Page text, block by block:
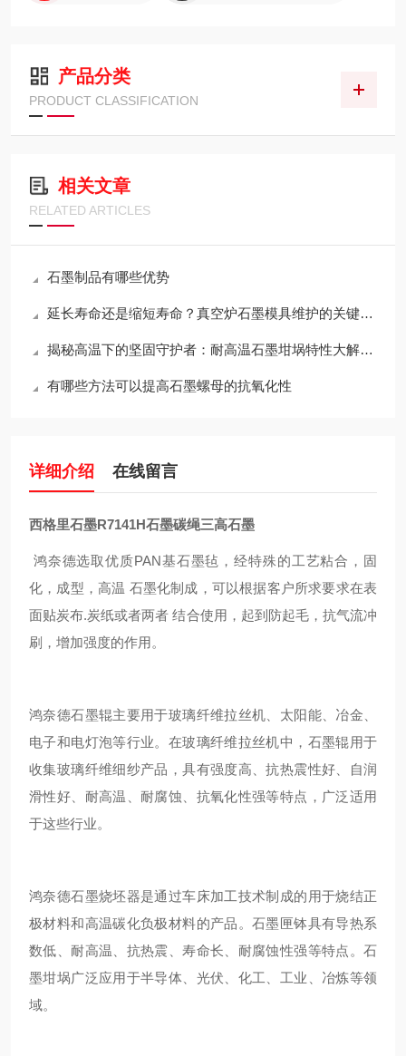
产品分类
PRODUCT CLASSIFICATION
相关文章
RELATED ARTICLES
石墨制品有哪些优势
延长寿命还是缩短寿命？真空炉石墨模具维护的关键决策
揭秘高温下的坚固守护者：耐高温石墨坩埚特性大解析！
有哪些方法可以提高石墨螺母的抗氧化性
详细介绍 在线留言
西格里石墨R7141H石墨碳绳三高石墨
鸿奈德选取优质PAN基石墨毡，经特殊的工艺粘合，固
化，成型，高温 石墨化制成，可以根据客户所求要求在表
面贴炭布.炭纸或者两者 结合使用，起到防起毛，抗气流冲
刷，增加强度的作用。
鸿奈德石墨辊主要用于玻璃纤维拉丝机、太阳能、冶金、
电子和电灯泡等行业。在玻璃纤维拉丝机中，石墨辊用于
收集玻璃纤维细纱产品，具有强度高、抗热震性好、自润
滑性好、耐高温、耐腐蚀、抗氧化性强等特点，广泛适用
于这些行业。
鸿奈德石墨烧坯器是通过车床加工技术制成的用于烧结正
极材料和高温碳化负极材料的产品。石墨匣钵具有导热系
数低、耐高温、抗热震、寿命长、耐腐蚀性强等特点。石
墨坩埚广泛应用于半导体、光伏、化工、工业、冶炼等领
域。